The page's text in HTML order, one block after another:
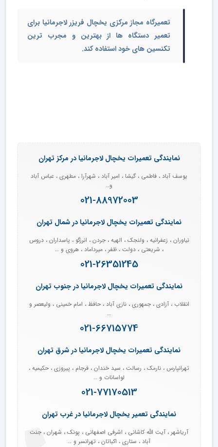
تعمیرگاه مجاز مرکزی یخچال فریزر لاجرمانیا برای
تعمیر دستگاه ها از بهترین و مجرب ترین
تکنسین های خود استفاده کند.
نمایندگی تعمیرات یخچال لاجرمانیا در مرکز تهران
یوسف آباد ، فاطمی ، گیشا ، امیر آباد ، شهرآرا ، مطهری ، عباس آباد
و…
021-88972003
نمایندگی تعمیرات یخچال لاجرمانیا در شمال تهران
نیاوران ، زعفرانیه ، ولنجک ، الهیه ، جردن ، انرزگو ، پاسداران ، دروس
، شریعتی ، دولت ، ظفر ، میرداماد ، هروی و …
021-26351245
نمایندگی تعمیرات یخچال لاجرمانیا در جنوب تهران
انقلاب ، آزادی ، جمهوری ، نازی آباد ، حافظ ، امام خمینی ، ولیعصر و
…
021-66715774
نمایندگی تعمیرات یخچال لاجرمانیا در شرق تهران
تهرانپارس ، نارمک ، رسالت ، سید خندان ، فرجام ، پیروزی ، حکیمیه ،
لواسانات و …
021-77170513
نمایندگی تعمیر یخچال لاجرمانیا در غرب تهران
آریاشهر ، آیت الله کاشانی ، اشرفی اصفهانی ، پونک ، شهران ، جنت
آباد ، ستاری ، اکباتان ، تهرانسر و …